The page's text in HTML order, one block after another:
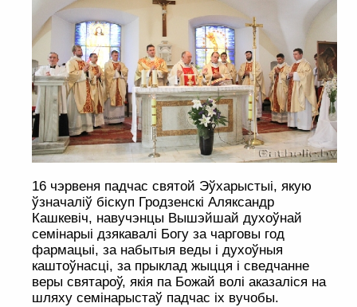
16 чэрвеня падчас святой Эўхарыстыі, якую
ўзначаліў біскуп Гродзенскі Аляксандр
Кашкевіч, навучэнцы Вышэйшай духоўнай
семінарыі дзякавалі Богу за чарговы год
фармацыі, за набытыя веды і духоўныя
каштоўнасці, за прыклад жыцця і сведчанне
веры святароў, якія па Божай волі аказаліся на
шляху семінарыстаў падчас іх вучобы.